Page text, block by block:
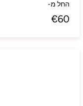
החל מ-
€60